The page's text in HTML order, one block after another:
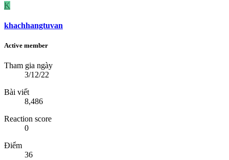
K
khachhangtuvan
Active member
Tham gia ngày
3/12/22
Bài viết
8,486
Reaction score
0
Điểm
36